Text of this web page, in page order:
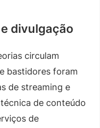
divulgação
circulam
bastidores foram
de streaming e
de conteúdo
de